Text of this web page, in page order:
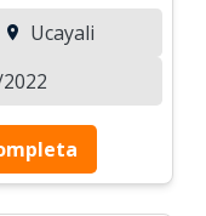
Ucayali